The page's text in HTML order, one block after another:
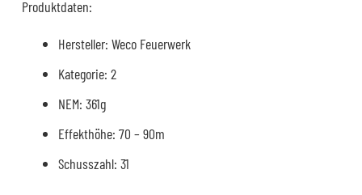
Produktdaten:
Hersteller: Weco Feuerwerk
Kategorie: 2
NEM: 361g
Effekthöhe: 70 – 90m
Schusszahl: 31